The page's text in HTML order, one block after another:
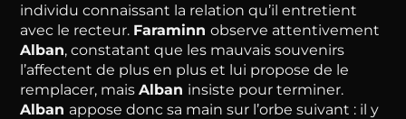
individu connaissant la relation qu’il entretient
avec le recteur. Faraminn observe attentivement
Alban, constatant que les mauvais souvenirs
l’affectent de plus en plus et lui propose de le
remplacer, mais Alban insiste pour terminer.
Alban appose donc sa main sur l’orbe suivant : il y